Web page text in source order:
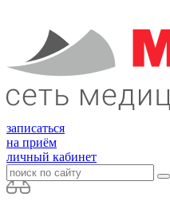
записаться
на приём
личный кабинет